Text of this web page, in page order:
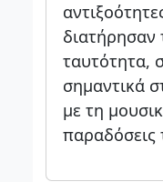
διατήρησαν
ταυτότητα,
σημαντικά
με τη
παραδόσεις